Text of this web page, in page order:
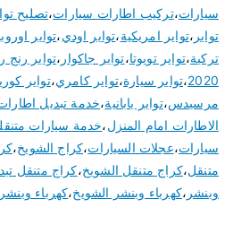
سيارات،تركيب اطارات سيارات،تصليح
تواير ،تواير امريكية،تواير اودي،تواير
تركية،تواير تويوتا،تواير جاكوار ،تواير رنج
2020،تواير سيارة،تواير كامري،تواير
مرسيدس،تواير يابانية،خدمة تبديل
الاطارات امام المنزل،خدمة سيارات
سيارات،عجلات السيارات،كراج الشويخ،
متنقل،كراج متنقل الشويخ،كراج متنقل
وبنشر ،كهرباء وبنشر الشويخ،كهرباء